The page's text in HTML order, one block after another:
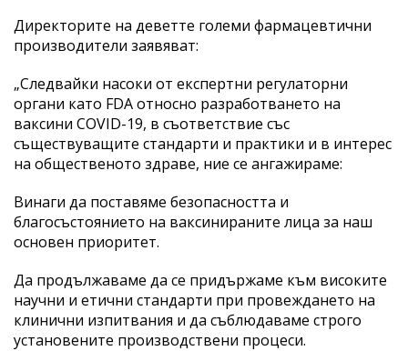
Директорите на деветте големи фармацевтични
производители заявяват:
„Следвайки насоки от експертни регулаторни
органи като FDA относно разработването на
ваксини COVID-19, в съответствие със
съществуващите стандарти и практики и в интерес
на общественото здраве, ние се ангажираме:
Винаги да поставяме безопасността и
благосъстоянието на ваксинираните лица за наш
основен приоритет.
Да продължаваме да се придържаме към високите
научни и етични стандарти при провеждането на
клинични изпитвания и да съблюдаваме строго
установените производствени процеси.